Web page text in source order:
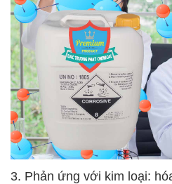
3. Phản ứng với kim loại: